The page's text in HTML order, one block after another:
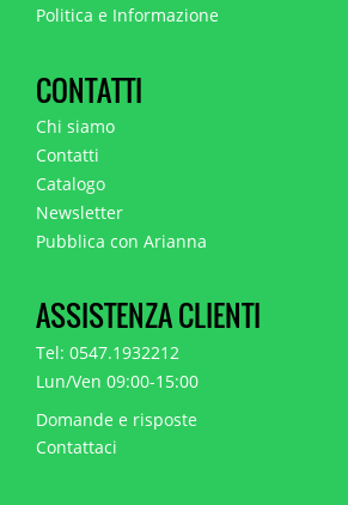
Politica e Informazione
CONTATTI
Chi siamo
Contatti
Catalogo
Newsletter
Pubblica con Arianna
ASSISTENZA CLIENTI
Tel: 0547.1932212
Lun/Ven 09:00-15:00
Domande e risposte
Contattaci